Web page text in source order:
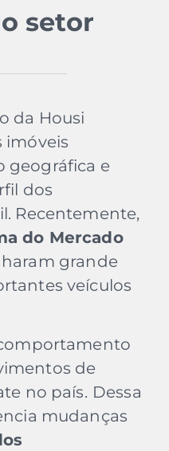
setor
da Housi
imóveis
geográfica e
dos
Recentemente,
do Mercado
grande
veículos
de
no país. Dessa
mudanças